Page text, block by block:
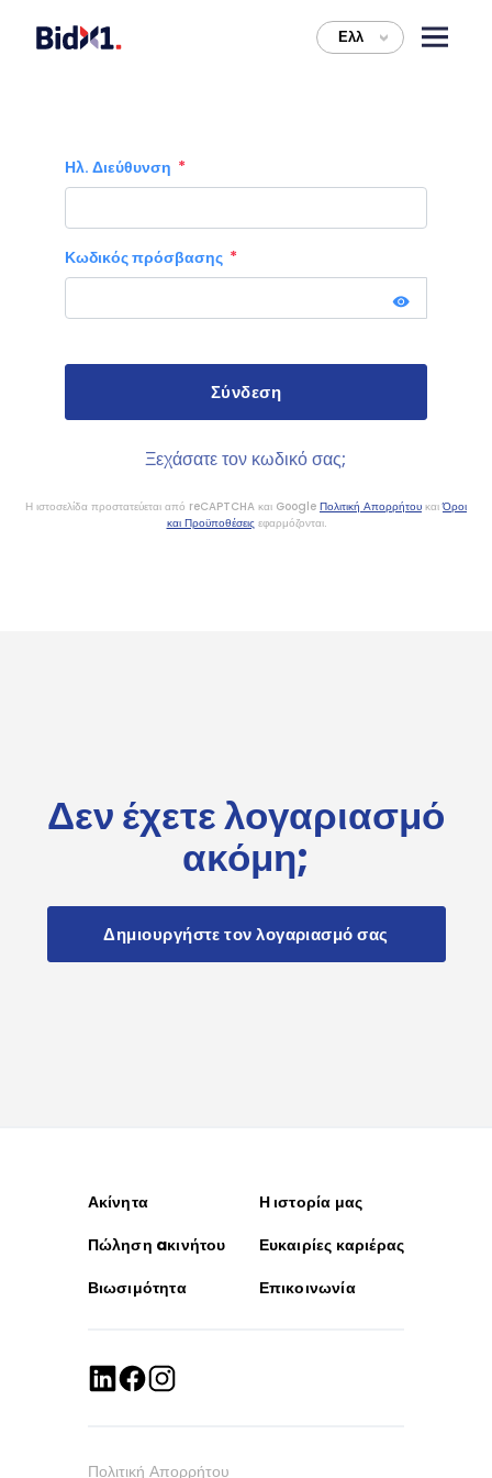
Ελλ >
Δεν έχετε λογαριασμό
ακόμη;
Δημιουργήστε τον λογαριασμό σας
Ηλ. Διεύθυνση
Κωδικός πρόσβασης
Ξεχάσατε τον κωδικό σας;
Η ιστοσελίδα προστατεύεται από reCAPTCHA και Google Πολιτική Απορρήτου καιΌροι
και Προϋποθέσειςεφαρμόζονται.
Ακίνητα
Η ιστορία μας
Πώληση aκινήτου
Ευκαιρίες καριέρας
Βιωσιμότητα
Επικοινωνία
Πολιτική Απορρήτου